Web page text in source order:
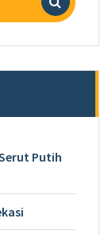
Putih